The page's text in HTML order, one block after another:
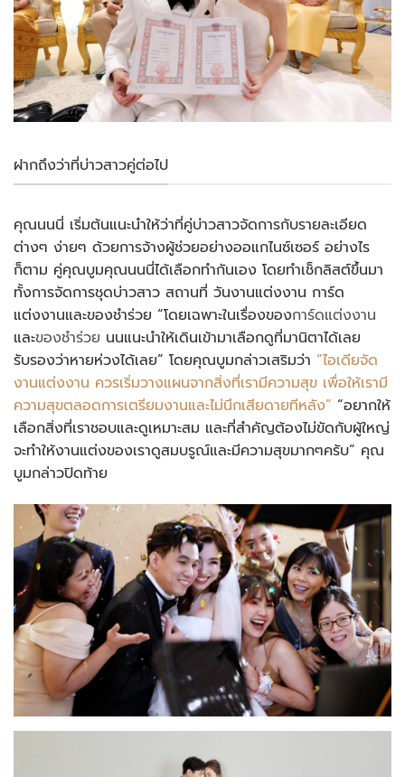
ฝากถึงว่าที่บ่าวสาวคู่ต่อไป
คุณนนนี่ เริ่มต้นแนะนำให้ว่าที่คู่บ่าวสาวจัดการกับรายละเอียด
ต่างๆ ง่ายๆ ด้วยการจ้างผู้ช่วยอย่างออแกไนซ์เซอร์ อย่างไร
ก็ตาม คู่คุณบูมคุณนนนี่ได้เลือกทำกันเอง โดยทำเช็กลิสต์ขึ้นมา
ทั้งการจัดการชุดบ่าวสาว สถานที่ วันงานแต่งงาน การ์ด
แต่งงานและของชำร่วย “โดยเฉพาะในเรื่องของการ์ดแต่งงาน
และของชำร่วย นนแนะนำให้เดินเข้ามาเลือกดูที่มานิตาได้เลย
รับรองว่าหายห่วงได้เลย” โดยคุณบูมกล่าวเสริมว่า “ไอเดียจัด
งานแต่งงาน ควรเริ่มวางแผนจากสิ่งที่เรามีความสุข เพื่อให้เรามี
ความสุขตลอดการเตรียมงานและไม่นึกเสียดายทีหลัง” “อยากให้
เลือกสิ่งที่เราชอบและดูเหมาะสม และที่สำคัญต้องไม่ขัดกับผู้ใหญ่
จะทำให้งานแต่งของเราดูสมบรูณ์และมีความสุขมากๆครับ” คุณ
บูมกล่าวปิดท้าย